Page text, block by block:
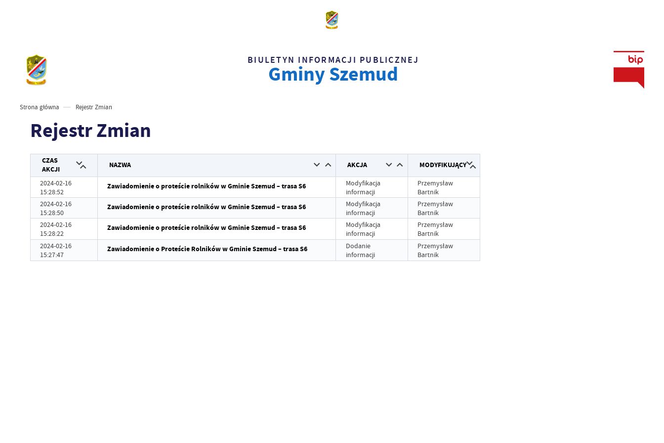
BIULETYN INFORMACJI PUBLICZNEJ
Gminy Szemud
Strona główna Rejestr Zmian
Rejestr Zmian
CZAS
AKCJI
NAZWA AKCJA MODYFIKUJĄCY
2024-02-16
15:28:52
Zawiadomienie o proteście rolników w Gminie Szemud – trasa S6
Modyfikacja
informacji
Przemysław
Bartnik
2024-02-16
15:28:50
Zawiadomienie o proteście rolników w Gminie Szemud – trasa S6
Modyfikacja
informacji
Przemysław
Bartnik
2024-02-16
15:28:22
Zawiadomienie o proteście rolników w Gminie Szemud – trasa S6
Modyfikacja
informacji
Przemysław
Bartnik
2024-02-16
15:27:47
Zawiadomienie o Proteście Rolników w Gminie Szemud – trasa S6
Dodanie
informacji
Przemysław
Bartnik